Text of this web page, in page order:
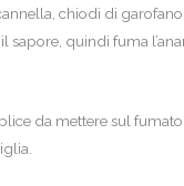
chiodi di
sapore, quindi fuma
da mettere sul